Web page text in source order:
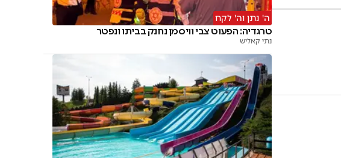
ה' נתן וה' לקח
טרגדיה: הפעוט צבי וויסמן נחנק בביתו ונפטר
נתי קאליש